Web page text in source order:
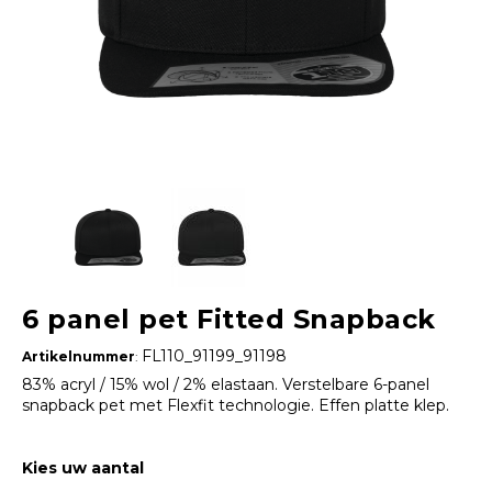
6 panel pet Fitted Snapback
Artikelnummer: FL110_91199_91198
83% acryl / 15% wol / 2% elastaan. Verstelbare 6-panel
snapback pet met Flexfit technologie. Effen platte klep.
Kies uw aantal